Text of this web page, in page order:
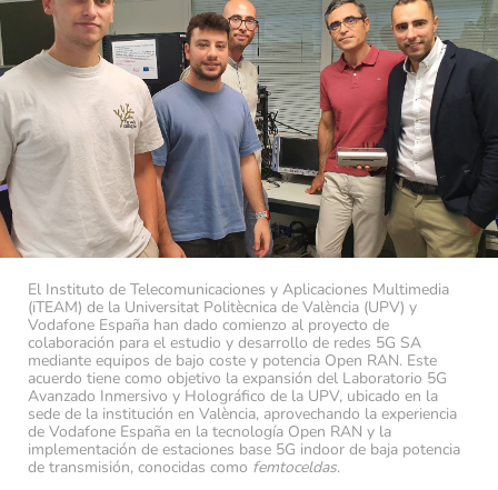
El Instituto de Telecomunicaciones y Aplicaciones Multimedia
(iTEAM) de la Universitat Politècnica de València (UPV) y
Vodafone España han dado comienzo al proyecto de
colaboración para el estudio y desarrollo de redes 5G SA
mediante equipos de bajo coste y potencia Open RAN. Este
acuerdo tiene como objetivo la expansión del Laboratorio 5G
Avanzado Inmersivo y Holográfico de la UPV, ubicado en la
sede de la institución en València, aprovechando la experiencia
de Vodafone España en la tecnología Open RAN y la
implementación de estaciones base 5G indoor de baja potencia
de transmisión, conocidas como femtoceldas.